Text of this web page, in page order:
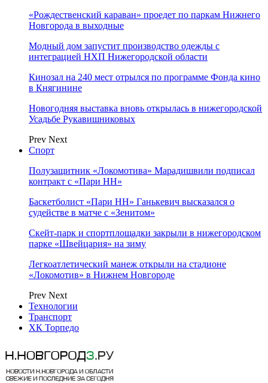
«Рождественский караван» проедет по паркам Нижнего
Новгорода в выходные
Модный дом запустит производство одежды с
интеграцией НХП Нижегородской области
Кинозал на 240 мест отрылся по программе Фонда кино
в Княгинине
Новогодняя выставка вновь открылась в нижегородской
Усадьбе Рукавишниковых
Prev Next
Спорт
Полузащитник «Локомотива» Марадишвили подписал
контракт с «Пари НН»
Баскетболист «Пари НН» Ганькевич высказался о
судействе в матче с «Зенитом»
Скейт-парк и спортплощадки закрыли в нижегородском
парке «Швейцария» на зиму
Легкоатлетический манеж открыли на стадионе
«Локомотив» в Нижнем Новгороде
Prev Next
Технологии
Транспорт
ХК Торпедо